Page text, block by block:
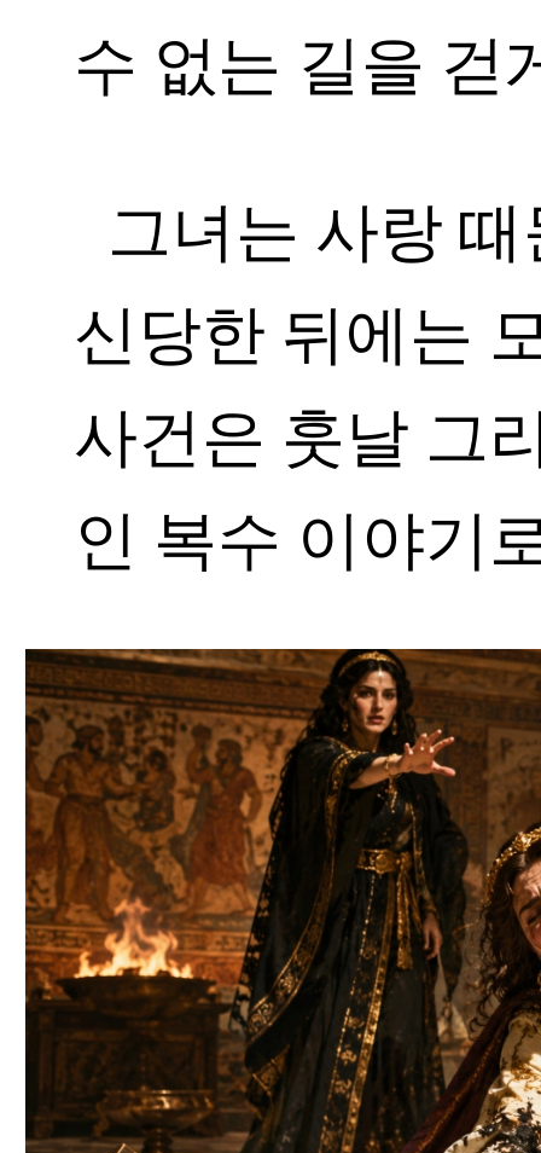
수 없는 길을 걷
그녀는 사랑
신당한 뒤에는
사건은 훗날 그
인 복수 이야기